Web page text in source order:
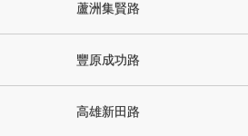
蘆洲集賢路
豐原成功路
高雄新田路